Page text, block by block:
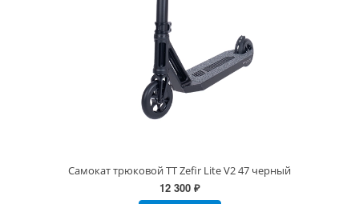
Самокат трюковой TT Zefir Lite V2 47 черный
12 300 ₽